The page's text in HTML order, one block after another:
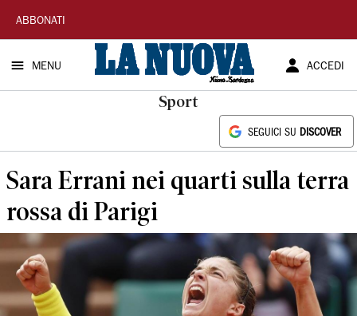
La
Nuova
Sardegna
ABBONATI
MENU ACCEDI
Sport
SEGUICI SU DISCOVER
Sara Errani nei quarti sulla terra
rossa di Parigi